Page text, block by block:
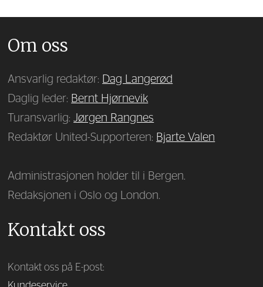
Om oss
Ansvarlig redaktør: Dag Langerød
Daglig leder: Bernt Hjørnevik
Turansvarlig:Jørgen Rangnes
Redaktør United-Supporteren: Bjarte Valen
Administrasjonen holder til i Bergen.
Redaksjonen i Oslo og London.
Kontakt oss
Kontakt oss på E-post: